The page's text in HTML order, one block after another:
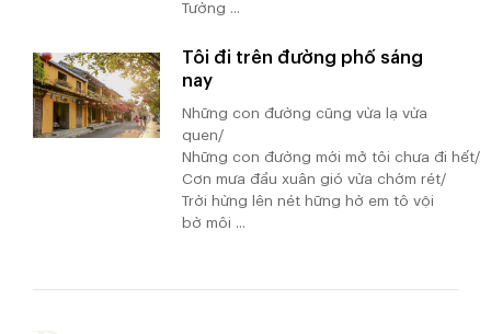
Tường ...
Tôi đi trên đường phố sáng
nay
Những con đường cũng vừa lạ vừa
quen/
Những con đường mới mở tôi chưa đi hết/
Cơn mưa đầu xuân gió vừa chớm rét/
Trời hừng lên nét hững hờ em tô vội
bờ môi ...